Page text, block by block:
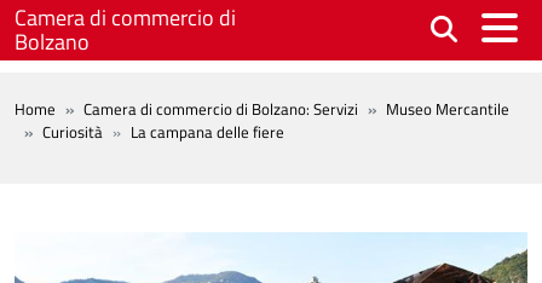
Salta al contenuto principale
Camera di commercio di
Bolzano
BREADCRUMB
Home Camera di commercio di Bolzano: Servizi
Museo Mercantile
Curiosità
La campana delle fiere